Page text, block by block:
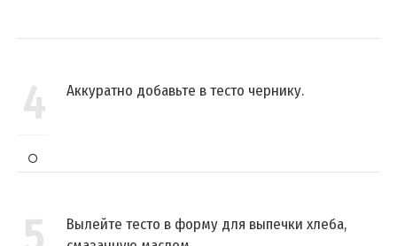
4 Аккуратно добавьте в тесто чернику.
Вылейте тесто в форму для выпечки хлеба,